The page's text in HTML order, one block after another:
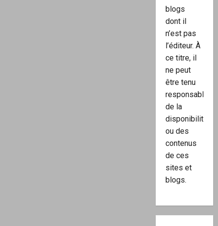
blogs
dont il
n’est pas
l’éditeur. À
ce titre, il
ne peut
être tenu
responsable
de la
disponibilité
ou des
contenus
de ces
sites et
blogs.